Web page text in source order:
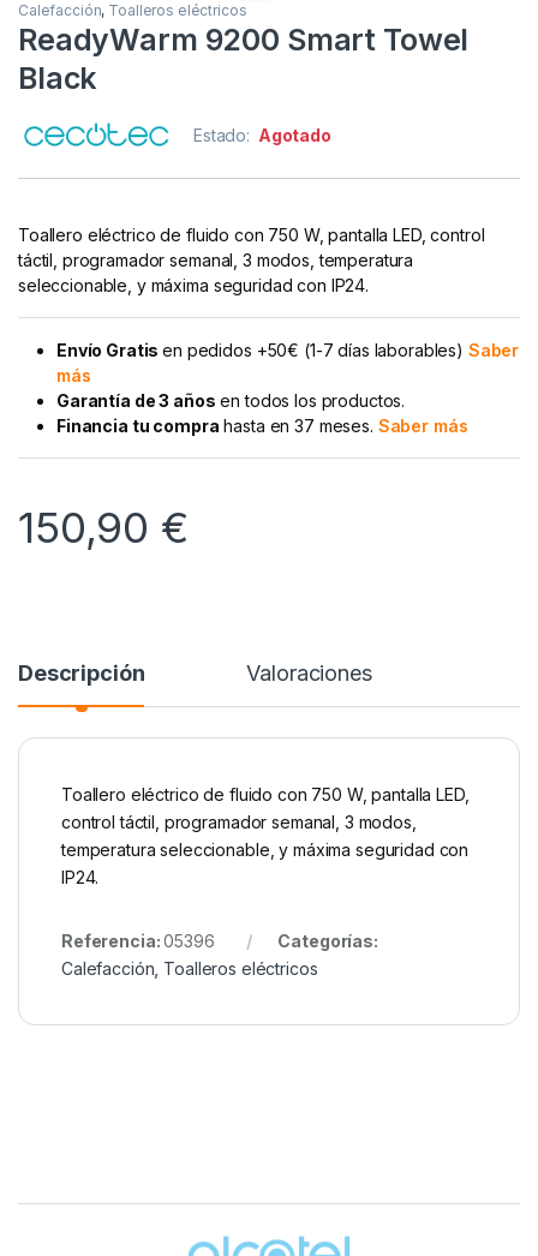
Calefacción, Toalleros eléctricos
ReadyWarm 9200 Smart Towel
Black
Estado: Agotado
Toallero eléctrico de fluido con 750 W, pantalla LED, control
táctil, programador semanal, 3 modos, temperatura
seleccionable, y máxima seguridad con IP24.
Envío Gratisen pedidos +50€ (1-7 días laborables) Saber
más
Garantía de 3 años en todos los productos.
Financia tu compra hasta en 37 meses. Saber más
150,90 €
Descripción Valoraciones
Toallero eléctrico de fluido con 750 W, pantalla LED,
control táctil, programador semanal, 3 modos,
temperatura seleccionable, y máxima seguridad con
IP24.
Referencia:05396
Categorías:
Calefacción Toalleros eléctricos